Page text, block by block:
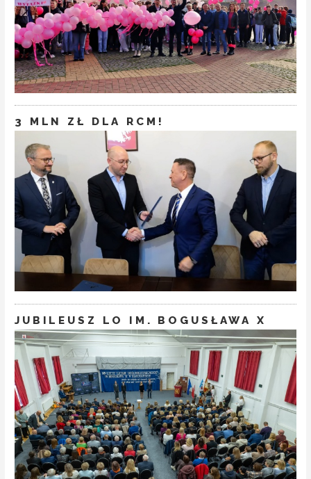
3 MLN ZŁ DLA RCM!
JUBILEUSZ LO IM. BOGUSŁAWA X